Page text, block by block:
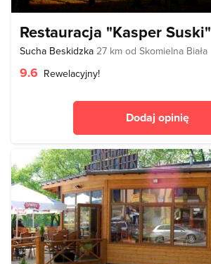
Restauracja "Kasper Suski"
Sucha Beskidzka 27 km od Skomielna Biała
9.6 Rewelacyjny!
Dodaj opinię